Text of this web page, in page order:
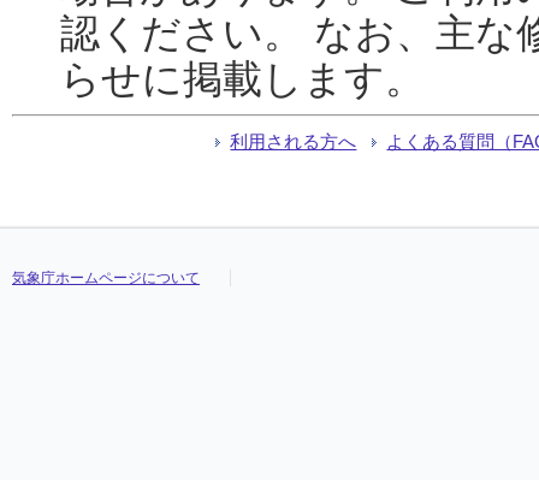
認ください。 なお、主な
らせに掲載します。
利用される方へ よくある質問（
気象庁ホームページについて